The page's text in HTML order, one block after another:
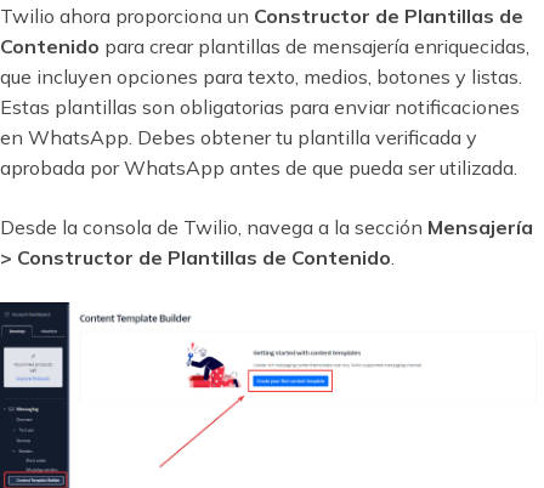
Twilio ahora proporciona un Constructor de Plantillas de
Contenido para crear plantillas de mensajería enriquecidas,
que incluyen opciones para texto, medios, botones y listas.
Estas plantillas son obligatorias para enviar notificaciones
en WhatsApp. Debes obtener tu plantilla verificada y
aprobada por WhatsApp antes de que pueda ser utilizada.
Desde la consola de Twilio, navega a la sección Mensajería
> Constructor de Plantillas de Contenido.